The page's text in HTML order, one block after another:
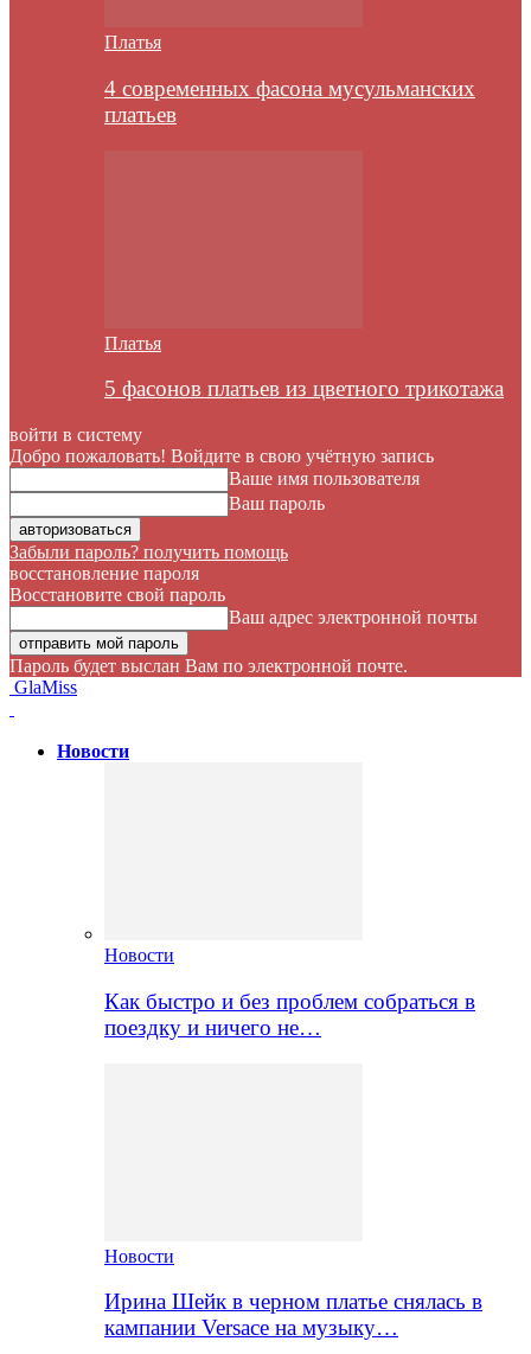
Платья
4 современных фасона мусульманских
платьев
Платья
5 фасонов платьев из цветного трикотажа
войти в систему
Добро пожаловать! Войдите в свою учётную запись
Ваше имя пользователя
Ваш пароль
Забыли пароль? получить помощь
восстановление пароля
Восстановите свой пароль
Ваш адрес электронной почты
Пароль будет выслан Вам по электронной почте.
GlaMiss
Новости
Новости
Как быстро и без проблем собраться в
поездку и ничего не…
Новости
Ирина Шейк в черном платье снялась в
кампании Versace на музыку…